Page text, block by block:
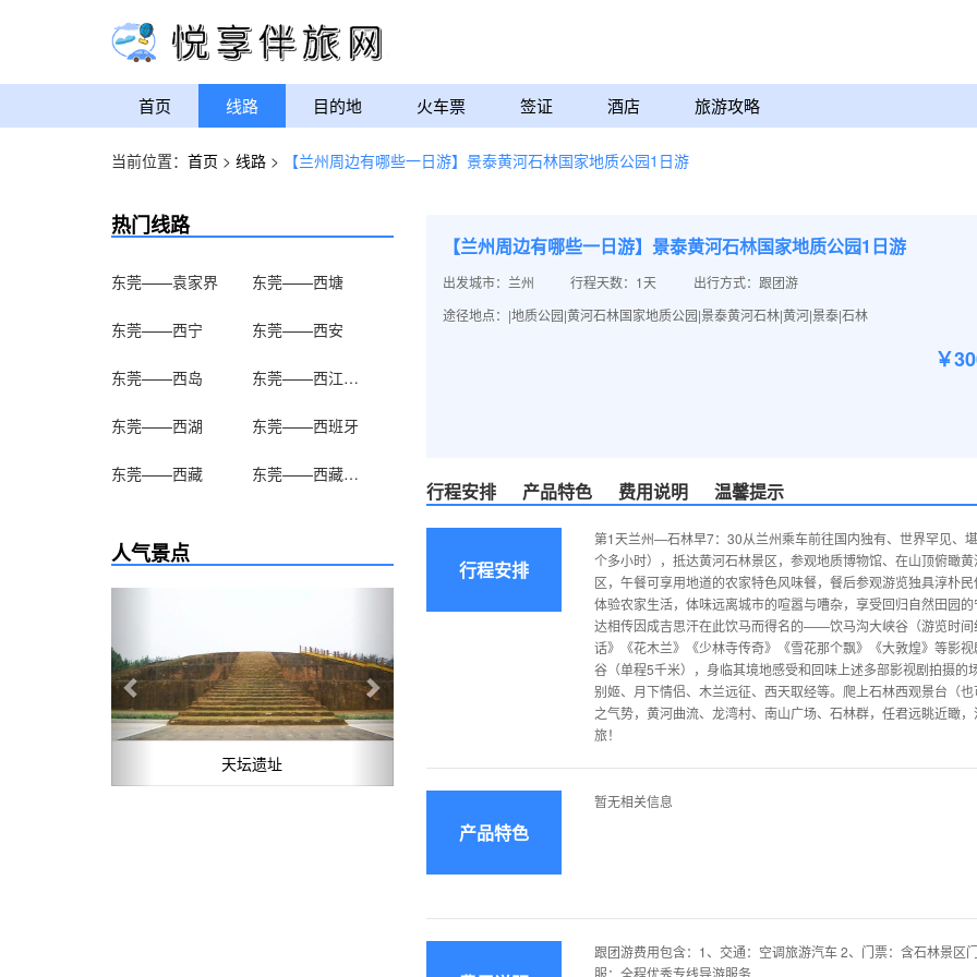
首页 线路 目的地 火车票 签证 酒店 旅游攻略
当前位置： 首页 > 线路 > 【兰州周边有哪些一日游】景泰黄河石林国家地质公园1日游
热门线路
东莞——袁家界 东莞——西塘
东莞——西宁 东莞——西安
东莞——西岛 东莞——西江千户苗寨
东莞——西湖 东莞——西班牙
东莞——西藏 东莞——西藏博物馆
人气景点
天坛遗址
【兰州周边有哪些一日游】景泰黄河石林国家地质公园1日游
出发城市：兰州 行程天数：1天
出行方式：跟团游
途径地点：|地质公园|黄河石林国家地质公园|景泰黄河石林|黄河|景泰|石林
￥
行程安排 产品特色 费用说明 温馨提示
行程安排
第1天兰州—石林早7：30从兰州乘车前往国内独有、世界罕见、
个多小时），抵达黄河石林景区，参观地质博物馆、在山顶俯瞰
区，午餐可享用地道的农家特色风味餐，餐后参观游览独具淳朴
体验农家生活，体味远离城市的喧嚣与嘈杂，享受回归自然田园
达相传因成吉思汗在此饮马而得名的——饮马沟大峡谷（游览时
话》《花木兰》《少林寺传奇》《雪花那个飘》《大敦煌》等影
谷（单程5千米），身临其境地感受和回味上述多部影视剧拍摄
别姬、月下情侣、木兰远征、西天取经等。爬上石林西观景台（
之气势，黄河曲流、龙湾村、南山广场、石林群，任君远眺近瞰
旅！
产品特色
暂无相关信息
跟团游费用包含：1、交通：空调旅游汽车 2、门票：含石林景
服：全程优秀专线导游服务